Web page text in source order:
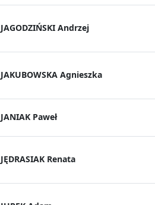
JAGODZIŃSKI Andrzej
JAKUBOWSKA Agnieszka
JANIAK Paweł
JĘDRASIAK Renata